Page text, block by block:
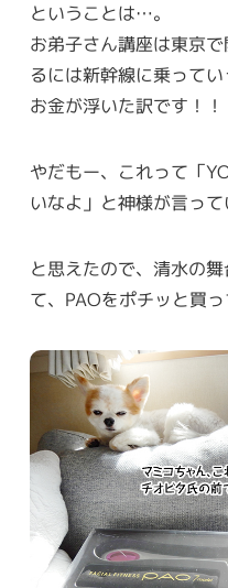
ということは…。
お弟子さん講座は東京
るには新幹線に乗って
お金が浮いた訳です！！
やだもー、これって「
いなよ」と神様が言っ
と思えたので、清水の
て、PAOをポチッと買